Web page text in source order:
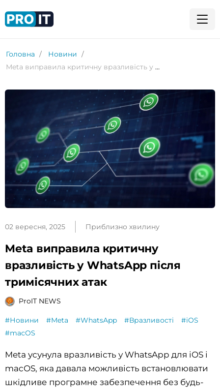
Головна
Новини
Meta виправила критичну вразливість у WhatsApp після тримісячних атак
02 вересня, 2025 Приблизно хвилину
Meta виправила критичну
вразливість у WhatsApp після
тримісячних атак
ProIT NEWS
#Новини #Meta #WhatsApp #Вразливості
#iOS
#macOS
Meta усунула вразливість у WhatsApp для iOS і
macOS, яка давала можливість встановлювати
шкідливе програмне забезпечення без будь-